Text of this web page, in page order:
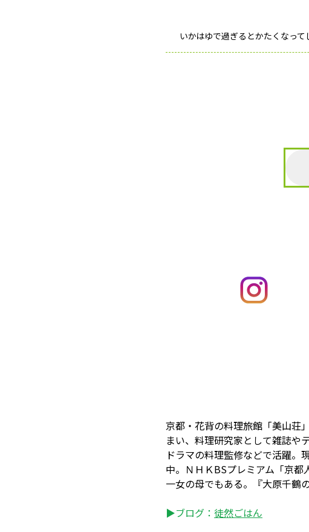
いかはゆで過ぎるとかたくなっ
京都・花背の料理旅館「美山荘
まい、料理研究家として雑誌や
ドラマの料理監修などで活躍。
中。ＮＨＫBSプレミアム「京
一女の母でもある。『大原千鶴
▶ブログ： 徒然ごはん